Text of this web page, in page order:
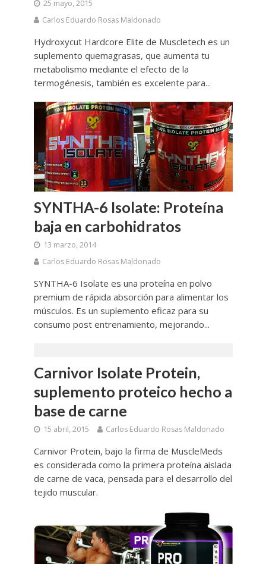
25 mayo, 2015
Carlos Eduardo Rosas Maldonado
Hydroxycut Hardcore Elite de Muscletech es un
suplemento quemagrasas, que aumenta tu
metabolismo mediante el efecto de la
termogénesis, también es excelente para...
SYNTHA-6 Isolate: Proteína
baja en carbohidratos
13 marzo, 2014
Carlos Eduardo Rosas Maldonado
SYNTHA-6 Isolate es una proteína en polvo
premium de rápida absorción para alimentar los
músculos. Es un suplemento eficaz para su
consumo post entrenamiento, mejorando...
Carnivor Isolate Protein,
suplemento proteico hecho a
base de carne
15 abril, 2015 Carlos Eduardo Rosas Maldonado
Carnivor Protein, bajo la firma de MuscleMeds
es considerada como la primera proteína aislada
de carne de vaca, pensada para el desarrollo del
tejido muscular.